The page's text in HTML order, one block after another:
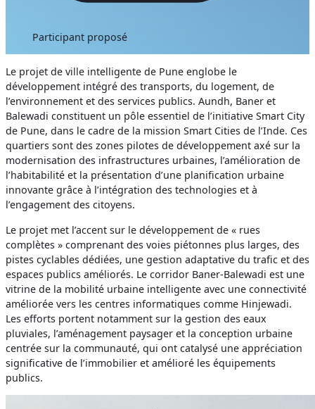
Participant proposé
Le projet de ville intelligente de Pune englobe le
développement intégré des transports, du logement, de
l’environnement et des services publics. Aundh, Baner et
Balewadi constituent un pôle essentiel de l’initiative Smart City
de Pune, dans le cadre de la mission Smart Cities de l’Inde. Ces
quartiers sont des zones pilotes de développement axé sur la
modernisation des infrastructures urbaines, l’amélioration de
l’habitabilité et la présentation d’une planification urbaine
innovante grâce à l’intégration des technologies et à
l’engagement des citoyens.
Le projet met l’accent sur le développement de « rues
complètes » comprenant des voies piétonnes plus larges, des
pistes cyclables dédiées, une gestion adaptative du trafic et des
espaces publics améliorés. Le corridor Baner-Balewadi est une
vitrine de la mobilité urbaine intelligente avec une connectivité
améliorée vers les centres informatiques comme Hinjewadi.
Les efforts portent notamment sur la gestion des eaux
pluviales, l’aménagement paysager et la conception urbaine
centrée sur la communauté, qui ont catalysé une appréciation
significative de l’immobilier et amélioré les équipements
publics.